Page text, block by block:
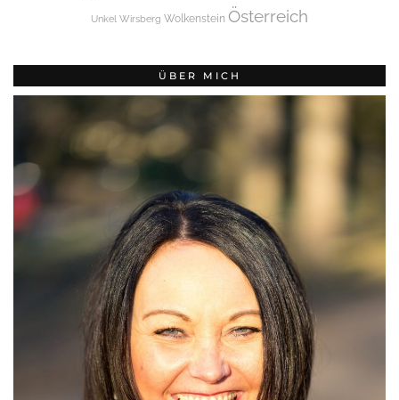
Unkel Wirsberg Wolkenstein Österreich
ÜBER MICH